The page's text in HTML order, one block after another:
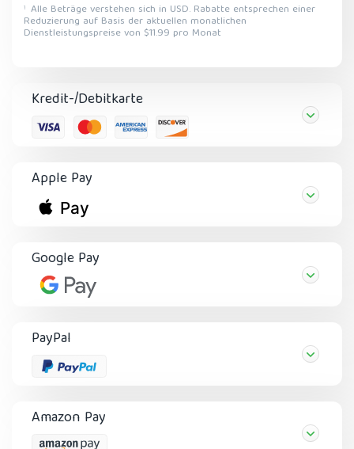
Kredit-/Debitkarte
Apple Pay
Google Pay
PayPal
Amazon Pay
1 Alle Beträge verstehen sich in USD. Rabatte entsprechen einer
Reduzierung auf Basis der aktuellen monatlichen
Dienstleistungspreise von $11.99 pro Monat